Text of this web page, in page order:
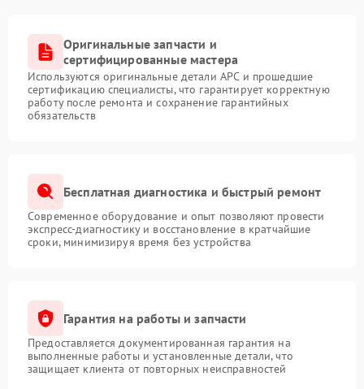
Оригинальные запчасти и
сертифицированные мастера
Используются оригинальные детали APC и прошедшие
сертификацию специалисты, что гарантирует корректную
работу после ремонта и сохранение гарантийных
обязательств
Бесплатная диагностика и быстрый ремонт
Современное оборудование и опыт позволяют провести
экспресс-диагностику и восстановление в кратчайшие
сроки, минимизируя время без устройства
Гарантия на работы и запчасти
Предоставляется документированная гарантия на
выполненные работы и установленные детали, что
защищает клиента от повторных неисправностей